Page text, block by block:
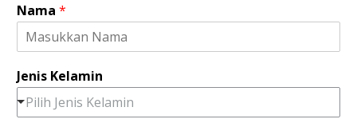
Nama *
Jenis Kelamin
Pilih Jenis Kelamin